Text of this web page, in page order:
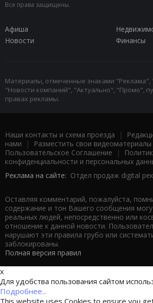
Все права защищены.
Афиша
Новости
Финансы
Материалы, отмеченные знаками "Реклама",
"Новости компаний", "Актуально", "Промо",
правах рекламы.
Наши контакты и схема проезда |
нами | Разместить свои видеоматериалы
Пользовательское Соглашение |
конфиденциальности и персональных
Реклама на сайте: Отдел продаж digital
Оставляя комментарий, пожалуйста,
содержание и тон Вашего сообщения
реальных людей, непосредственно или
отношение к данной новости.
нарушают эти правила грубо или
заблокированы.
Полная версия правил
x
Для удобства пользования сайтом
Подробнее...